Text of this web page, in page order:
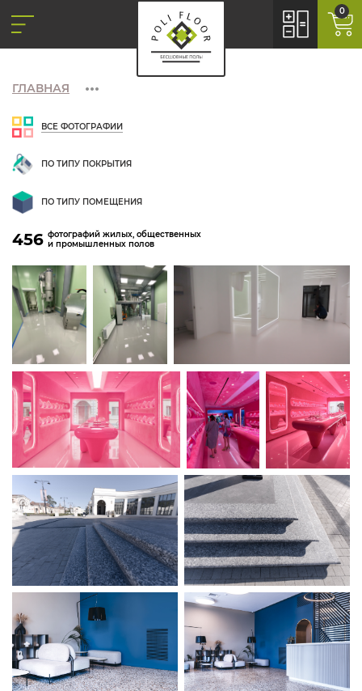
0
ГЛАВНАЯ
ВСЕ ФОТОГРАФИИ
ПО ТИПУ ПОКРЫТИЯ
ПО ТИПУ ПОМЕЩЕНИЯ
456 фотографий жилых, общественных
и промышленных полов